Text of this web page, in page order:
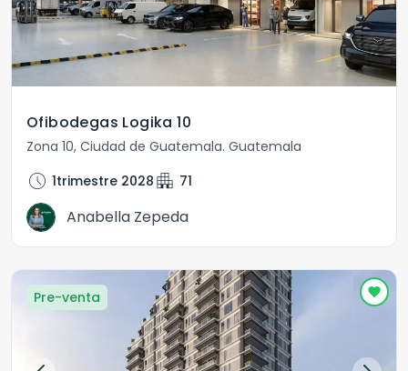
Ofibodegas Logika 10
Zona 10, Ciudad de Guatemala. Guatemala
schedule 1trimestre 2028 apartment 71
Anabella Zepeda
Pre-venta